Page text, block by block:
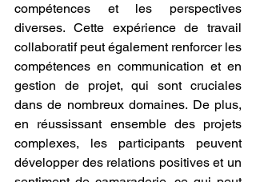
compétences et les perspectives
diverses. Cette expérience de travail
collaboratif peut également renforcer les
compétences en communication et en
gestion de projet, qui sont cruciales
dans de nombreux domaines. De plus,
en réussissant ensemble des projets
complexes, les participants peuvent
développer des relations positives et un